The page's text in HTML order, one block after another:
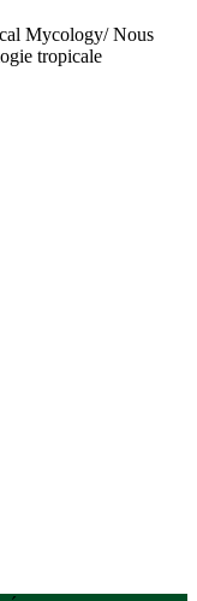
Mycology/ Nous
tropicale